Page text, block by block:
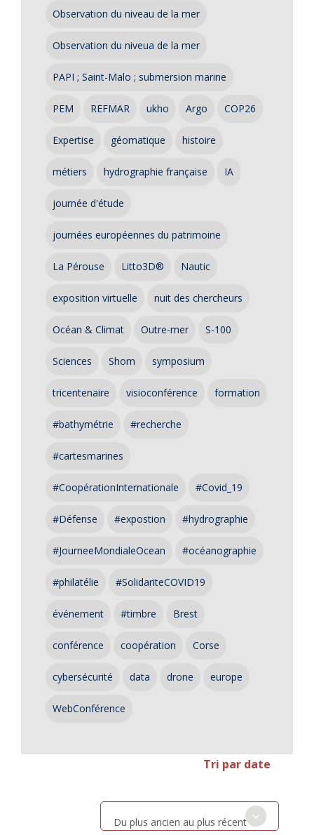
Observation du niveau de la mer
Observation du niveua de la mer
PAPI ; Saint-Malo ; submersion marine
PEM REFMAR ukho Argo COP26
Expertise géomatique histoire
métiers hydrographie française IA
journée d'étude
journées européennes du patrimoine
La Pérouse Litto3D® Nautic
exposition virtuelle nuit des chercheurs
Océan & Climat Outre-mer S-100
Sciences Shom symposium
tricentenaire visioconférence formation
#bathymétrie #recherche
#cartesmarines
#CoopérationInternationale #Covid_19
#Défense #expostion #hydrographie
#JourneeMondialeOcean #océanographie
#philatélie #SolidariteCOVID19
événement #timbre Brest
conférence coopération Corse
cybersécurité data drone europe
WebConférence
Tri par date
Du plus ancien au plus récent